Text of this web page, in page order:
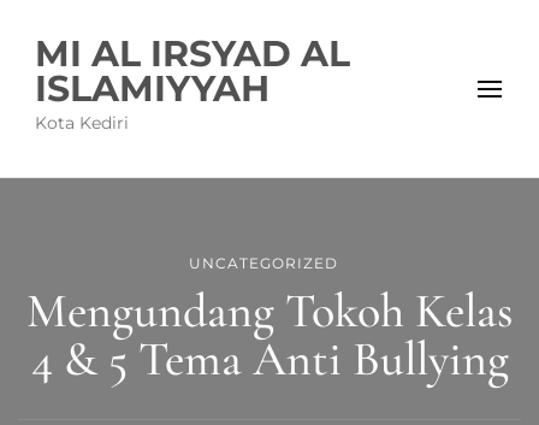
MI AL IRSYAD AL
ISLAMIYYAH
Kota Kediri
UNCATEGORIZED
Mengundang Tokoh Kelas
4 & 5 Tema Anti Bullying